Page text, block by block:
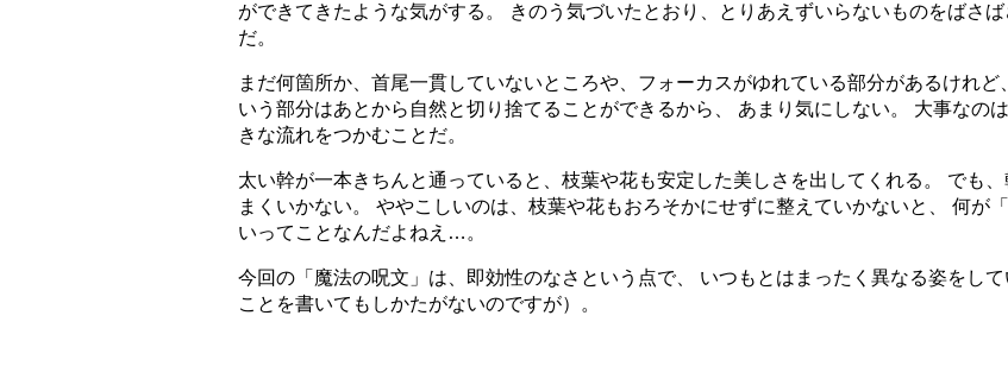
ができてきたような気がする。 きのう気づいたとおり、とりあえずいらないものをばさ
だ。
まだ何箇所か、首尾一貫していないところや、フォーカスがゆれている部分があるけれ
いう部分はあとから自然と切り捨てることができるから、 あまり気にしない。 大事なの
きな流れをつかむことだ。
太い幹が一本きちんと通っていると、枝葉や花も安定した美しさを出してくれる。 でも
まくいかない。 ややこしいのは、枝葉や花もおろそかにせずに整えていかないと、 何が
いってことなんだよねえ…。
今回の「魔法の呪文」は、即効性のなさという点で、 いつもとはまったく異なる姿をし
ことを書いてもしかたがないのですが）。